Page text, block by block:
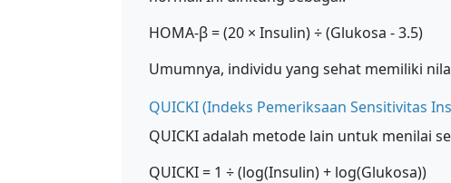
HOMA-β = (20 × Insulin) ÷ (Glukosa - 3.5)
Umumnya, individu yang sehat memiliki
QUICKI (Indeks Pemeriksaan Sensitivitas
QUICKI adalah metode lain untuk menilai
QUICKI = 1 ÷ (log(Insulin) + log(Glukosa))